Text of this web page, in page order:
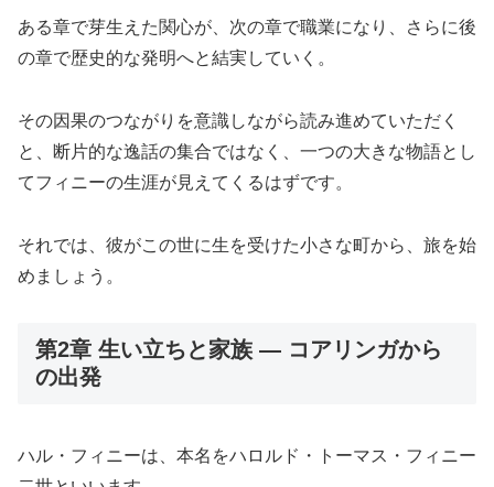
ある章で芽生えた関心が、次の章で職業になり、さらに後
の章で歴史的な発明へと結実していく。
その因果のつながりを意識しながら読み進めていただく
と、断片的な逸話の集合ではなく、一つの大きな物語とし
てフィニーの生涯が見えてくるはずです。
それでは、彼がこの世に生を受けた小さな町から、旅を始
めましょう。
第2章 生い立ちと家族 — コアリンガから
の出発
ハル・フィニーは、本名をハロルド・トーマス・フィニー